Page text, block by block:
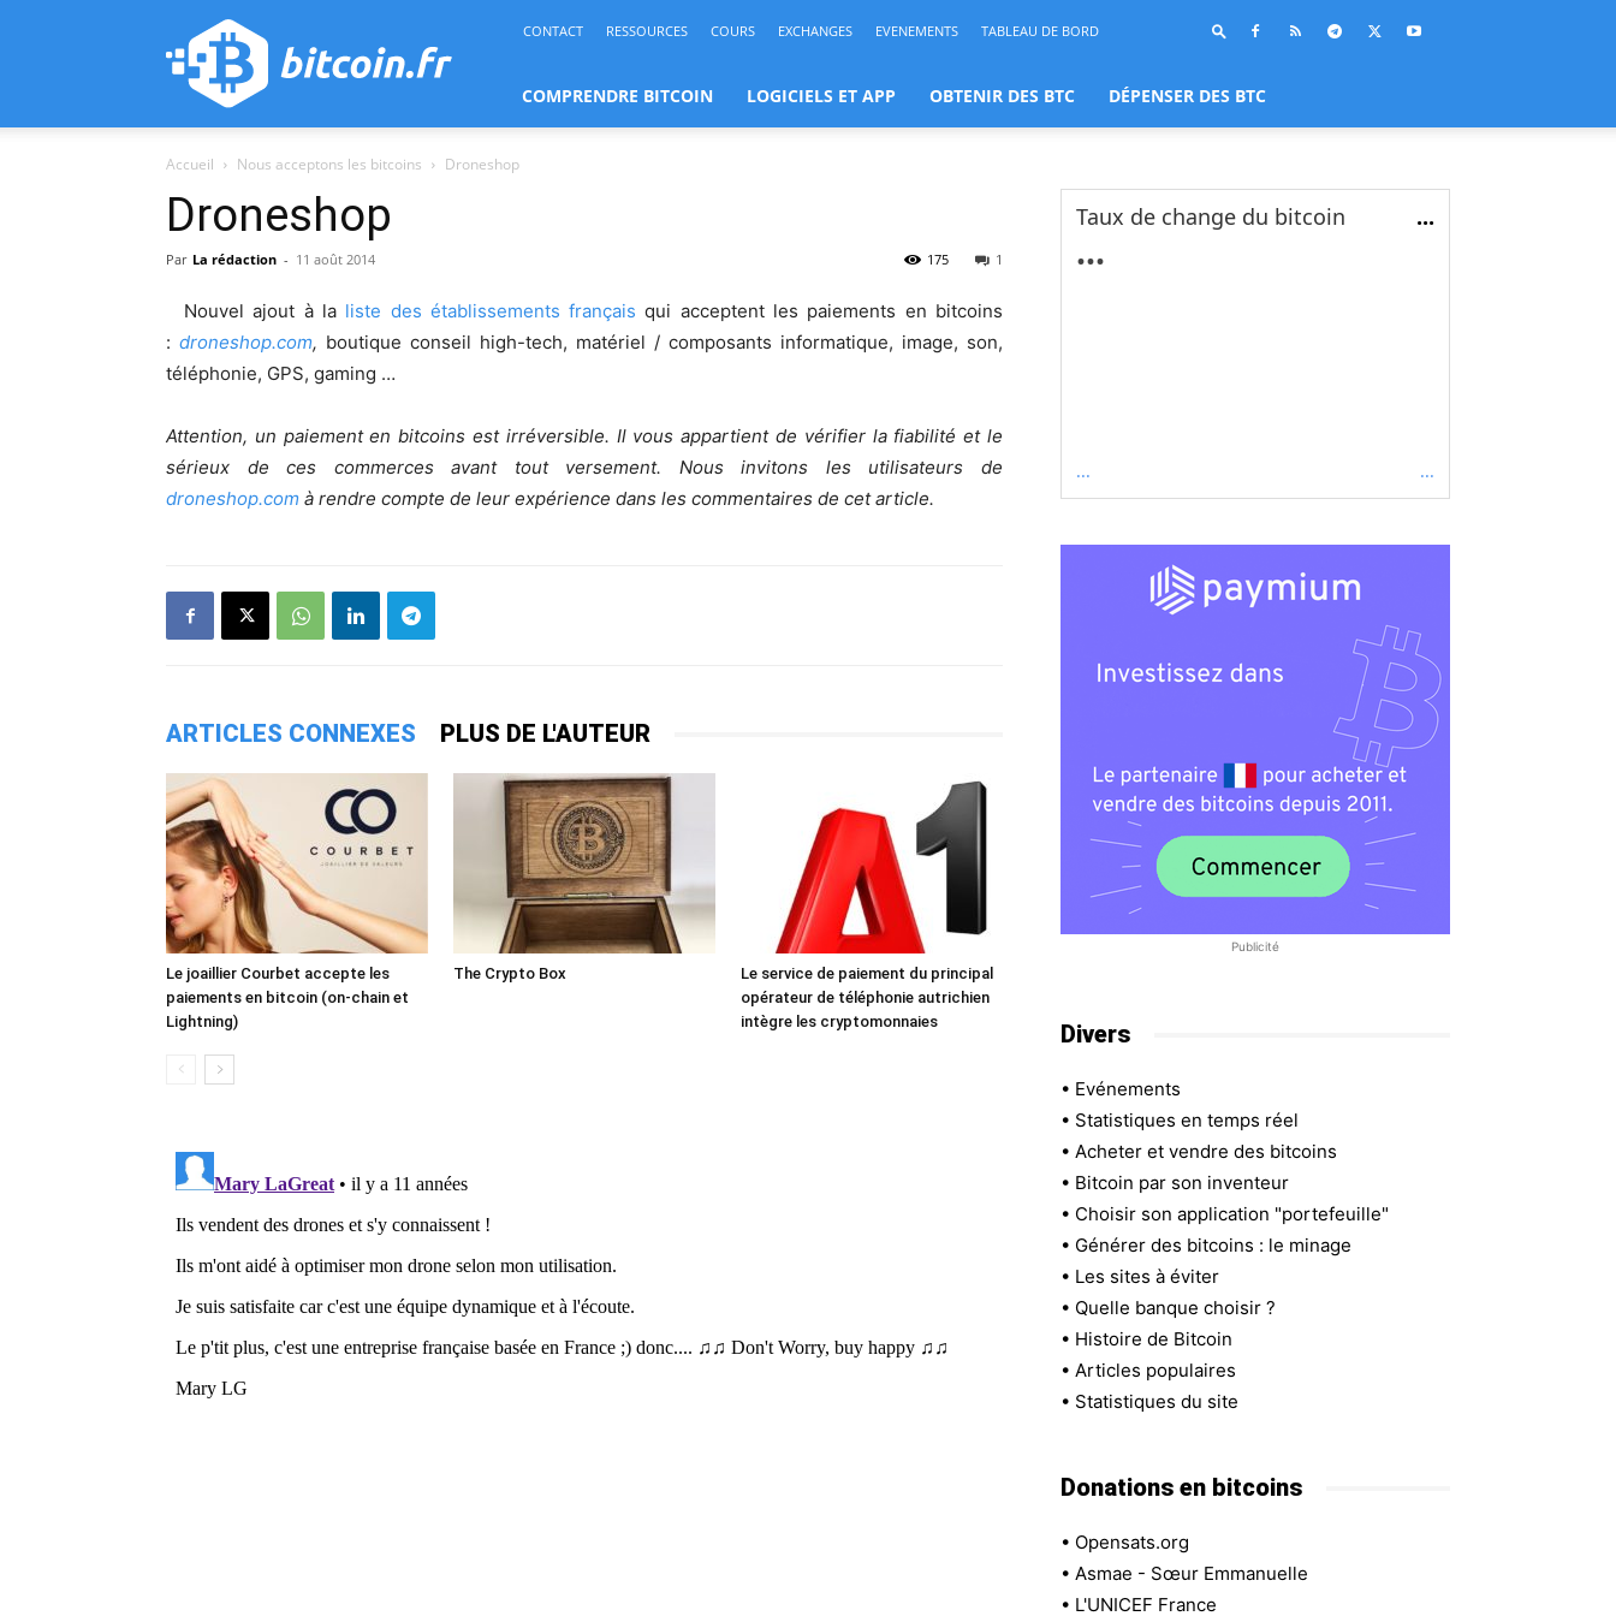
bitcoin.fr
CONTACT RESSOURCES COURS EXCHANGES EVENEMENTS TABLEAU DE BORD
COMPRENDRE BITCOIN LOGICIELS ET APP OBTENIR DES BTC DÉPENSER DES BTC
Accueil Nous acceptons les bitcoins Droneshop
Droneshop
Par La rédaction - 11 août 2014 1
175
Nouvel ajout à la liste des établissements français qui acceptent les paiements en bitcoins
: droneshop.com, boutique conseil high-tech, matériel / composants informatique, image, son,
téléphonie, GPS, gaming …
Attention, un paiement en bitcoins est irréversible. Il vous appartient de vérifier la fiabilité et le
sérieux de ces commerces avant tout versement. Nous invitons les utilisateurs de
droneshop.com à rendre compte de leur expérience dans les commentaires de cet article.
ARTICLES CONNEXES PLUS DE L'AUTEUR
Le joaillier Courbet accepte les
paiements en bitcoin (on-chain et
Lightning)
The Crypto Box
Le service de paiement du principal
opérateur de téléphonie autrichien
intègre les cryptomonnaies
Taux de change du bitcoin ...
...
... ...
Publicité
Divers
• Evénements
• Statistiques en temps réel
• Acheter et vendre des bitcoins
• Bitcoin par son inventeur
• Choisir son application "portefeuille"
• Générer des bitcoins : le minage
• Les sites à éviter
• Quelle banque choisir ?
• Histoire de Bitcoin
• Articles populaires
• Statistiques du site
Donations en bitcoins
• Opensats.org
• Asmae - Sœur Emmanuelle
• L'UNICEF France